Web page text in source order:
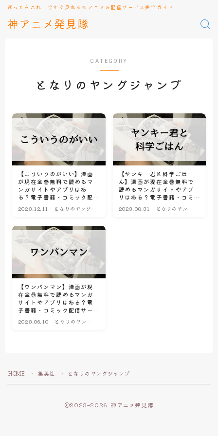
神アニメ発見隊
迷ったらこれ！今すぐ見れる神アニメ＆配信サービス完全ガイド
CATEGORY
となりのヤングジャンプ
【こういうのがいい】漫画
が現在全巻無料で読めるマ
ンガサイトやアプリはあ
る？電子書籍・コミック配
信サービスのサブスク比較
情報
2023.12.11
となりのヤングジ
【ヤンキー君と科学ごは
ん】漫画が現在全巻無料で
読めるマンガサイトやアプ
リはある？電子書籍・コミ
ック配信サービスのサブス
ク比較情報
2023.08.31
となりのヤング
【ワンパンマン】漫画が現
在全巻無料で読めるマンガ
サイトやアプリはある？電
子書籍・コミック配信サー
2023.06.10
となりのヤング
HOME ＞ 集英社 ＞ となりのヤングジャンプ
2023–2026 神アニメ発見隊